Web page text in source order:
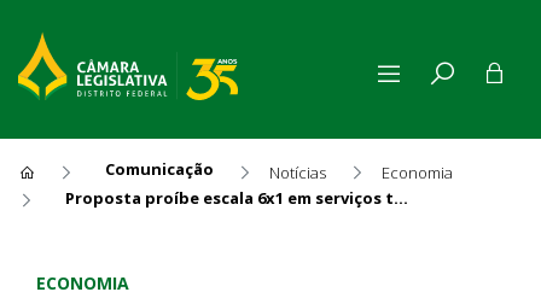
Comunicação Notícias
Economia
Proposta proíbe escala 6x1 em serviços terceirizados contratados pelo GDF
ECONOMIA